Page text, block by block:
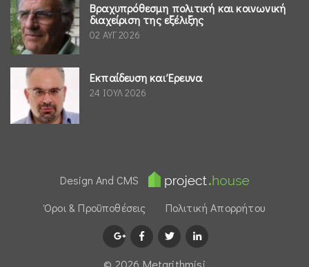
Βραχυπρόθεσμη πολιτική και κοινωνική
διαχείριση της εξέλιξης
02 ΑΥΓ 2026
Εκπαίδευση και Έρευνα
24 ΙΟΥΛ 2026
Design And CMS
Όροι & Προϋποθέσεις
Πολιτική Απορρήτου